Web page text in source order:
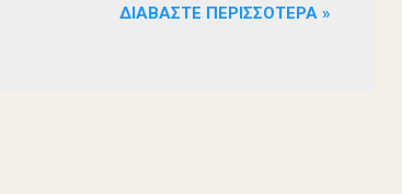
ΔΙΑΒΆΣΤΕ ΠΕΡΙΣΣΌΤΕΡΑ »